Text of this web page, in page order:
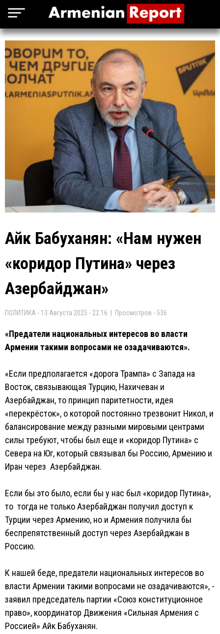
Айк Бабуханян: «Нам нужен
«коридор Путина» через
Азербайджан»
ПОЛИТИКА - 13 Августа 2025 - 22:16 | Просмотров - 536
«Предатели национальных интересов во власти
Армении такими вопросами не озадачиваются».
«Если предполагается «дорога Трампа» с Запада на
Восток, связывающая Турцию, Нахичеван и
Азербайджан, то принцип паритетности, идея
«перекрёсток», о которой постоянно трезвонит Никол, и
балансирование между разными мировыми центрами
силы требуют, чтобы был еще и «коридор Путина» с
Севера на Юг, который связывал бы Россию, Армению и
Иран через Азербайджан.
Если бы это было, если бы у нас был «коридор Путина»,
то тогда не только Азербайджан получил доступ к
Турции через Армению, но и Армения получила бы
беспрепятственный доступ через Азербайджан в
Россию.
К нашей беде, предатели национальных интересов во
власти Армении такими вопросами не озадачиваются», -
заявил председатель партии «Союз конституционное
право», координатор Движения «Сильная Армения с
Россией» Айк Бабуханян.